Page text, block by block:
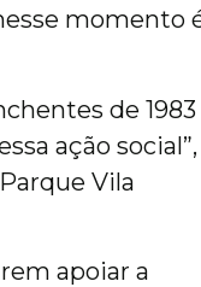
momento
de 1983
ação social”,
Vila
apoiar a